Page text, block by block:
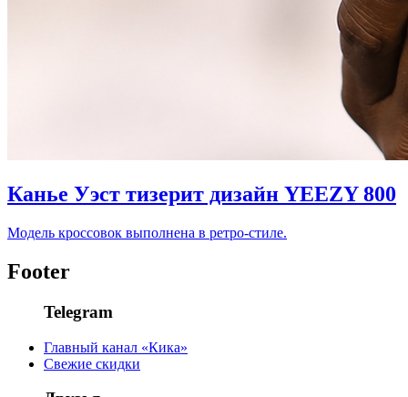
Канье Уэст тизерит дизайн YEEZY 800
Модель кроссовок выполнена в ретро-стиле.
Footer
Telegram
Главный канал «Кика»
Свежие скидки